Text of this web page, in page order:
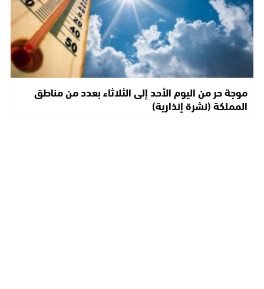
موجة حر من اليوم الأحد إلى الثلاثاء بعدد من مناطق
المملكة (نشرة إنذارية)